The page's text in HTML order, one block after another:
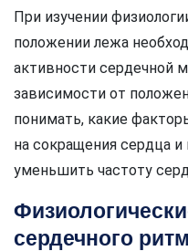
При изучении
положении лежа
активности
зависимости от
понимать, какие
на сокращения сердца
уменьшить частоту
сердечного